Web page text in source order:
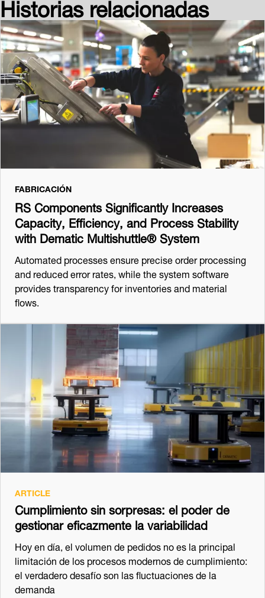
FABRICACIÓN
RS Components Significantly Increases
Capacity, Efficiency, and Process Stability
with Dematic Multishuttle® System
Automated processes ensure precise order processing
and reduced error rates, while the system software
provides transparency for inventories and material
flows.
ARTICLE
Cumplimiento sin sorpresas: el poder de
gestionar eficazmente la variabilidad
Hoy en día, el volumen de pedidos no es la principal
limitación de los procesos modernos de cumplimiento:
el verdadero desafío son las fluctuaciones de la
demanda